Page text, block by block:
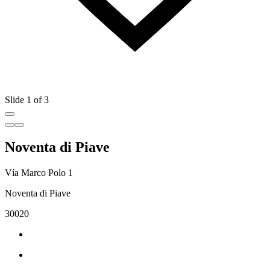
Slide 1 of 3
Noventa di Piave
Vía Marco Polo 1
Noventa di Piave
30020